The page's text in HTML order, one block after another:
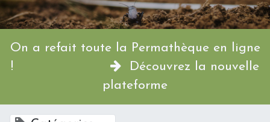
On a refait toute la Permathèque en ligne
!
Découvrez la nouvelle
plateforme